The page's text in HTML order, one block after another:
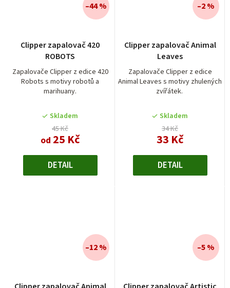
Clipper zapalovač 420
ROBOTS
Zapalovače Clipper z edice 420
Robots s motivy robotů a
marihuany.
Skladem
45 Kč
od 25 Kč
–44 %
DETAIL
Clipper zapalovač Animal
Leaves
Zapalovače Clipper z edice
Animal Leaves s motivy zhulených
zvířátek.
Skladem
34 Kč
33 Kč
–2 %
DETAIL
–12 % –5 %